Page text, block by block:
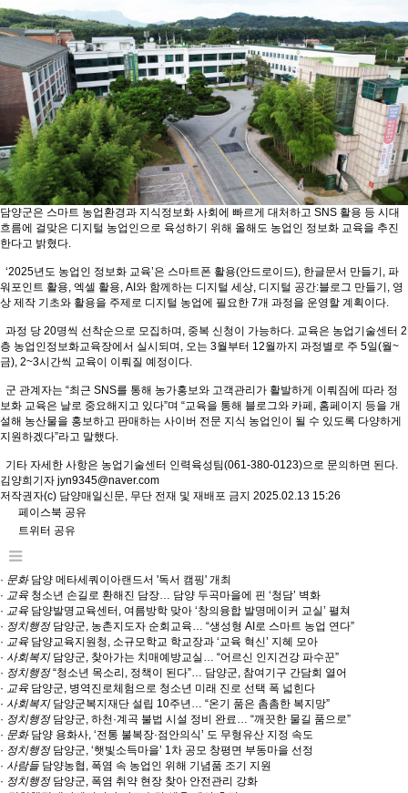
담양군은 스마트 농업환경과 지식정보화 사회에 빠르게 대처하고 SNS 활용 등 시대
흐름에 걸맞은 디지털 농업인으로 육성하기 위해 올해도 농업인 정보화 교육을 추진
한다고 밝혔다.
‘2025년도 농업인 정보화 교육’은 스마트폰 활용(안드로이드), 한글문서 만들기, 파
워포인트 활용, 엑셀 활용, AI와 함께하는 디지털 세상, 디지털 공간:블로그 만들기, 영
상 제작 기초와 활용을 주제로 디지털 농업에 필요한 7개 과정을 운영할 계획이다.
과정 당 20명씩 선착순으로 모집하며, 중복 신청이 가능하다. 교육은 농업기술센터 2
층 농업인정보화교육장에서 실시되며, 오는 3월부터 12월까지 과정별로 주 5일(월~
금), 2~3시간씩 교육이 이뤄질 예정이다.
군 관계자는 “최근 SNS를 통해 농가홍보와 고객관리가 활발하게 이뤄짐에 따라 정
보화 교육은 날로 중요해지고 있다”며 “교육을 통해 블로그와 카페, 홈페이지 등을 개
설해 농산물을 홍보하고 판매하는 사이버 전문 지식 농업인이 될 수 있도록 다양하게
지원하겠다”라고 말했다.
기타 자세한 사항은 농업기술센터 인력육성팀(061-380-0123)으로 문의하면 된다.
김양희기자 jyn9345@naver.com
저작권자(c) 담양매일신문, 무단 전재 및 재배포 금지 2025.02.13 15:26
페이스북 공유
트위터 공유
· 문화담양 메타세쿼이아랜드서 '독서 캠핑' 개최
· 교육 청소년 손길로 환해진 담장… 담양 두곡마을에 핀 ‘청담’ 벽화
· 교육 담양발명교육센터, 여름방학 맞아 ‘창의융합 발명메이커 교실’ 펼쳐
· 정치행정담양군, 농촌지도자 순회교육… “생성형 AI로 스마트 농업 연다”
· 교육 담양교육지원청, 소규모학교 학교장과 ‘교육 혁신’ 지혜 모아
· 사회복지담양군, 찾아가는 치매예방교실… “어르신 인지건강 파수꾼”
· 정치행정“청소년 목소리, 정책이 된다”… 담양군, 참여기구 간담회 열어
· 교육 담양군, 병역진로체험으로 청소년 미래 진로 선택 폭 넓힌다
· 사회복지담양군복지재단 설립 10주년… “온기 품은 촘촘한 복지망”
· 정치행정담양군, 하천·계곡 불법 시설 정비 완료… “깨끗한 물길 품으로”
· 문화담양 용화사, ‘전통 불복장·점안의식’ 도 무형유산 지정 속도
· 정치행정담양군, ‘햇빛소득마을’ 1차 공모 창평면 부동마을 선정
· 사람들 담양농협, 폭염 속 농업인 위해 기념품 조기 지원
· 정치행정담양군, 폭염 취약 현장 찾아 안전관리 강화